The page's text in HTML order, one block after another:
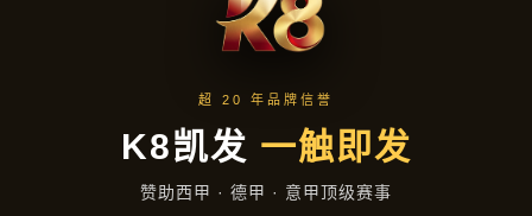
热点聚焦
首页 热点聚焦